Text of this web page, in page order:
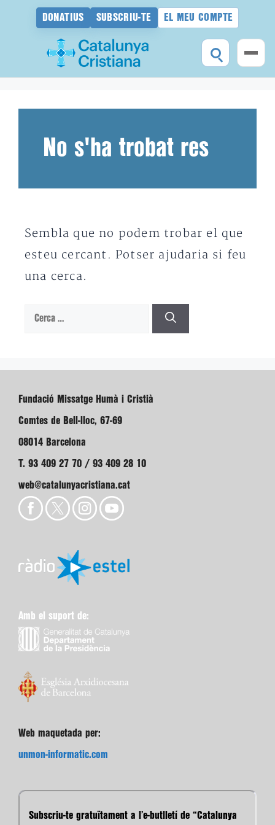
DONATIUS SUBSCRIU-TE EL MEU COMPTE
No s'ha trobat res
Sembla que no podem trobar el que
esteu cercant. Potser ajudaria si feu
una cerca.
Cerca:
Fundació Missatge Humà i Cristià
Comtes de Bell-lloc, 67-69
08014 Barcelona
T. 93 409 27 70 / 93 409 28 10
web@catalunyacristiana.cat
Amb el suport de:
Web maquetada per:
unmon-informatic.com
Subscriu-te gratuïtament a l’e-butlletí de “Catalunya